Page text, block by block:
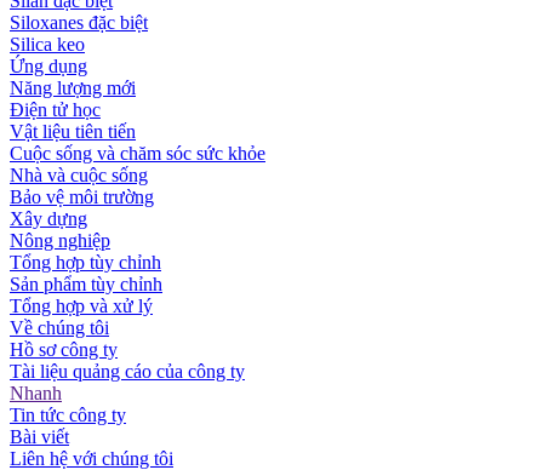
Siloxanes đặc biệt
Silica keo
Ứng dụng
Năng lượng mới
Điện tử học
Vật liệu tiên tiến
Cuộc sống và chăm sóc sức khỏe
Nhà và cuộc sống
Bảo vệ môi trường
Xây dựng
Nông nghiệp
Tổng hợp tùy chỉnh
Sản phẩm tùy chỉnh
Tổng hợp và xử lý
Về chúng tôi
Hồ sơ công ty
Tài liệu quảng cáo của công ty
Nhanh
Tin tức công ty
Bài viết
Liên hệ với chúng tôi